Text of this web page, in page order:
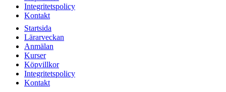
Integritetspolicy
Kontakt
Startsida
Lärarveckan
Anmälan
Kurser
Köpvillkor
Integritetspolicy
Kontakt